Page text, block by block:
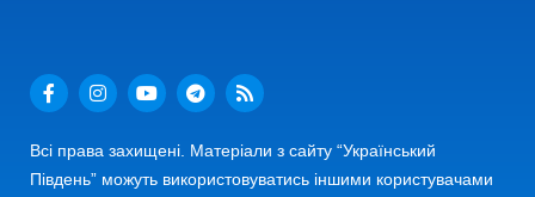
Всі права захищені. Матеріали з сайту “Український
Південь” можуть використовуватись іншими користувачами